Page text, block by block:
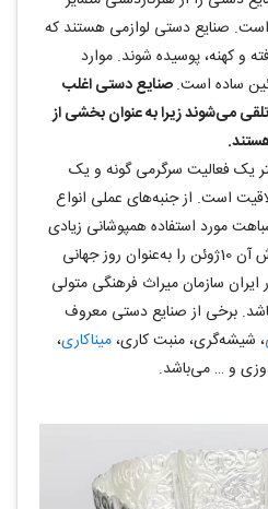
صنایع دستی لوازمی هستند که
و کهنه، پوسیده شوند. موارد
ساده ‌است.صنایع دستی اغلب
می‌شوند زیرا به عنوان بخشی از
یک فعالیت سرگرمی گونه و یک
است. از جنبه‌های عملی انواع
مورد استفاده همپوشانی زیادی
دارند. با توجه به اهمیت و ارزش آن 10ژوئن را به‌عنوان روز جهانی
ایران سازمان میراث فرهنگی متولی
برخی از صنایع دستی معروف
، شیشه‌گری، منبت کاری،میناکاری،
و … می‌باشد.